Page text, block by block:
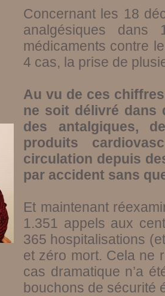
Concernant les 18
analgésiques
médicaments contre
4 cas, la prise de
Au vu de ces
ne soit délivré dans
des antalgiques,
produits
circulation depuis
par accident sans
Et maintenant
1.351 appels aux
365 hospitalisations
et zéro mort. Cela ne
cas dramatique n’a
bouchons de sécurité